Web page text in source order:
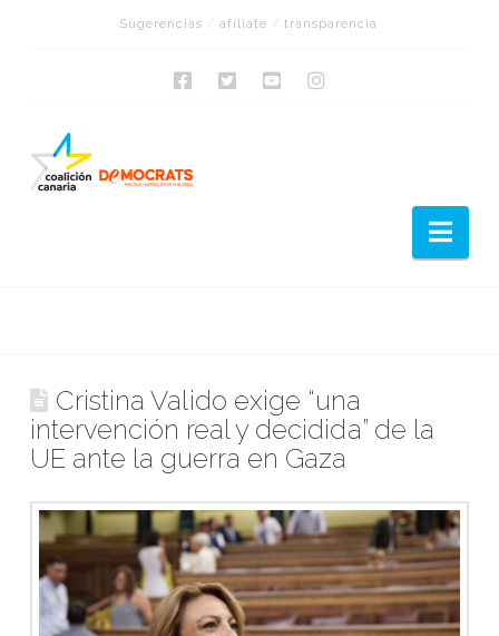
Sugerencias /afíliate /transparencia
Cristina Valido exige “una
intervención real y decidida” de la
UE ante la guerra en Gaza